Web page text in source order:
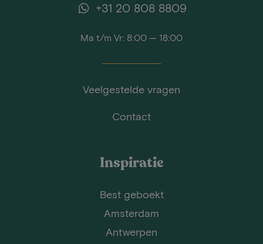
+31 20 808 8809
Ma t/m Vr: 8:00 — 18:00
Veelgestelde vragen
Contact
Inspiratie
Best geboekt
Amsterdam
Antwerpen